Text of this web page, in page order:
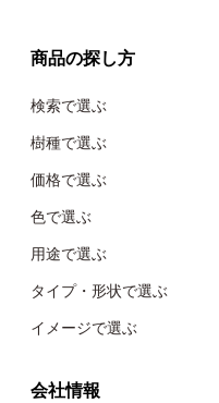
商品の探し方
検索で選ぶ
樹種で選ぶ
価格で選ぶ
色で選ぶ
用途で選ぶ
タイプ・形状で選ぶ
イメージで選ぶ
会社情報